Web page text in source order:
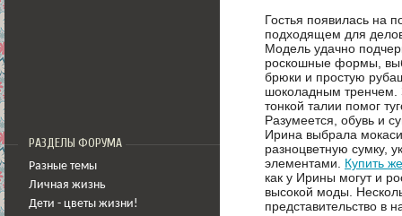
РАЗДЕЛЫ ФОРУМА
Разные темы
Личная жизнь
Дети - цветы жизни!
Гостья появилась на
подходящем для
Модель удачно
роскошные формы,
брюки и простую
шоколадным тренчем.
тонкой талии помог
Разумеется, обувь и
Ирина выбрала
разноцветную сумку,
элементами. Купить
как у Ирины могут и
высокой моды.
представительство в